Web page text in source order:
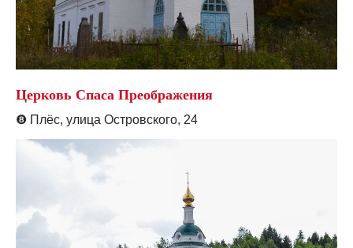
Церковь Спаса Преображения
❽ Плёс, улица Островского, 24